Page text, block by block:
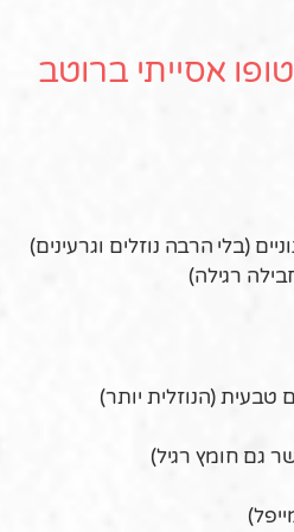
אסייתי ברוטב